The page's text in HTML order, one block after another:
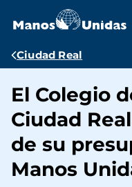
contenido
Ruta
navegación
Ciudad Real
El Colegio
Ciudad
de su
Manos